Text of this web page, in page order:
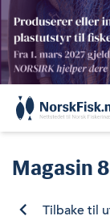
Skip
content
Magasin
Tilbake til